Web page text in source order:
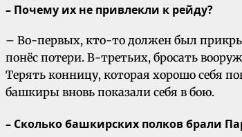
– Почему их не привлекли к рейду?
– Во-первых, кто-то должен был
понёс потери. В-третьих, бросать
Терять конницу, которая хорошо себя
башкиры вновь показали себя в бою.
– Сколько башкирских полков брали